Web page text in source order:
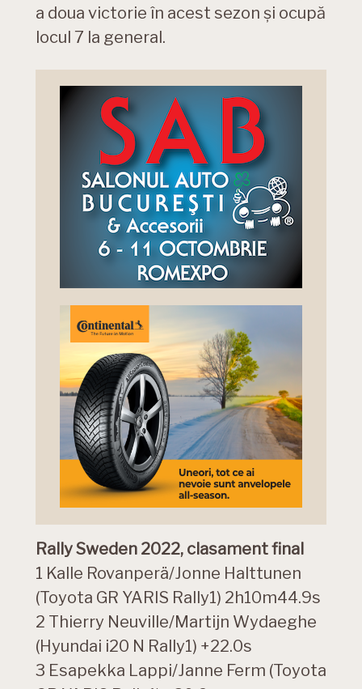
a doua victorie în acest sezon și ocupă
locul 7 la general.
Rally Sweden 2022, clasament final
1 Kalle Rovanperä/Jonne Halttunen
(Toyota GR YARIS Rally1) 2h10m44.9s
2 Thierry Neuville/Martijn Wydaeghe
(Hyundai i20 N Rally1) +22.0s
3 Esapekka Lappi/Janne Ferm (Toyota